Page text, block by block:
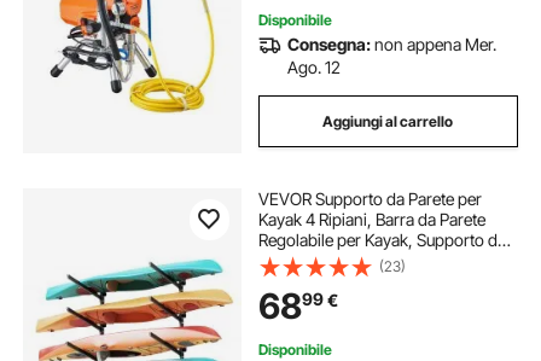
Disponibile
Consegna:non appena Mer.
Ago. 12
Aggiungi al carrello
VEVOR Supporto da Parete per
Kayak 4 Ripiani, Barra da Parete
Regolabile per Kayak, Supporto da
Muro per Canoe Tavola da Surf,
SUP, Uso Interno Esterno da
Garage per Spiaggia Mare, Carico
max. 136 kg
(23)
6899€
Disponibile